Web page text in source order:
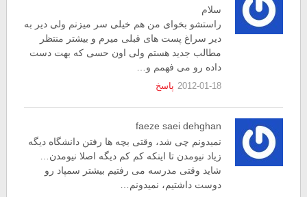
سلام
راستشو بخوای من هم خیلی سر میزنم ولی دیر به
دیر سراغ پست های قبلی میرم و بیشتر منتظر
مطالب جدید هستم ولی اون حسی که بهت دست
داده رو می فهمم و…
2012-01-18 پاسخ
faeze saei dehghan
نمیدونم چی شد، وقتی بچه ها رفتن دانشگاه دیگه
زیاد نیومدن تا اینکه کم کم دیگه اصلا نیومدن…
شاید وقتی مدرسه می رفتیم بیشتر سمپاد رو
دوست داشتیم، نمیدونم…